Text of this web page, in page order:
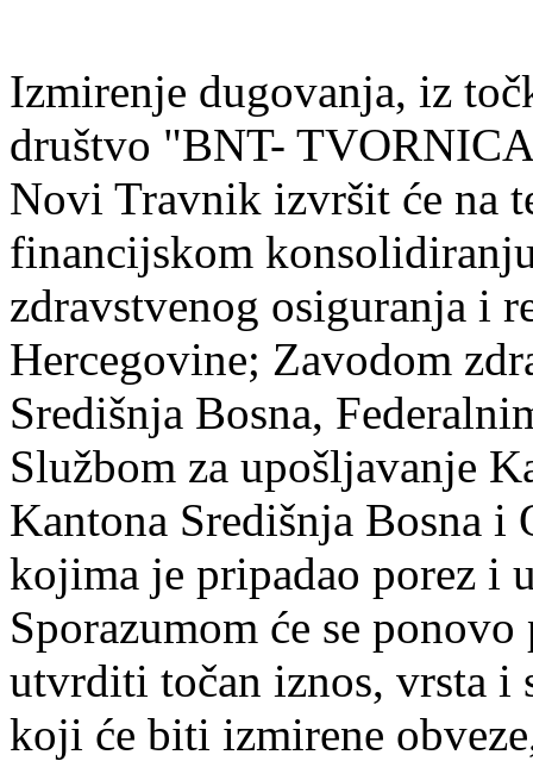
Izmirenje dugovanja, iz
društvo "BNT-
Novi Travnik izvršit će na
financijskom
zdravstvenog osiguranja i
Hercegovine; Zavodom
Središnja Bosna,
Službom za upošljavanje
Kantona Središnja Bosna
kojima je pripadao porez i
Sporazumom će se
utvrditi točan iznos, vrsta i
koji će biti izmirene